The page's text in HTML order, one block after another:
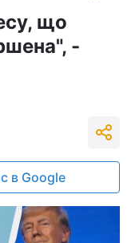
що
-
в Google